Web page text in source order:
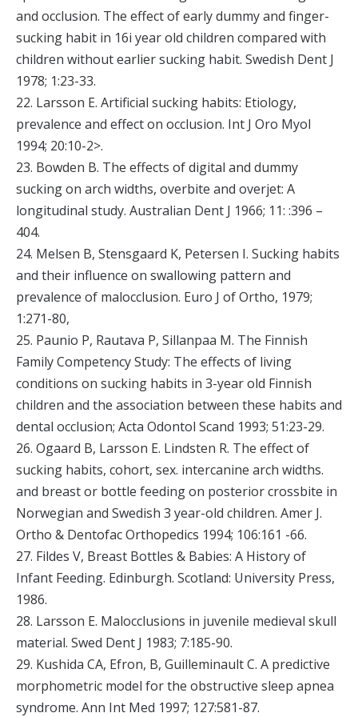
and occlusion. The effect of early dummy and finger-
sucking habit in 16i year old children compared with
children without earlier sucking habit. Swedish Dent J
1978; 1:23-33.
22. Larsson E. Artificial sucking habits: Etiology,
prevalence and effect on occlusion. Int J Oro Myol
1994; 20:10-2>.
23. Bowden B. The effects of digital and dummy
sucking on arch widths, overbite and overjet: A
longitudinal study. Australian Dent J 1966; 11: :396 –
404.
24. Melsen B, Stensgaard K, Petersen I. Sucking habits
and their influence on swallowing pattern and
prevalence of malocclusion. Euro J of Ortho, 1979;
1:271-80,
25. Paunio P, Rautava P, Sillanpaa M. The Finnish
Family Competency Study: The effects of living
conditions on sucking habits in 3-year old Finnish
children and the association between these habits and
dental occlusion; Acta Odontol Scand 1993; 51:23-29.
26. Ogaard B, Larsson E. Lindsten R. The effect of
sucking habits, cohort, sex. intercanine arch widths.
and breast or bottle feeding on posterior crossbite in
Norwegian and Swedish 3 year-old children. Amer J.
Ortho & Dentofac Orthopedics 1994; 106:161 -66.
27. Fildes V, Breast Bottles & Babies: A History of
Infant Feeding. Edinburgh. Scotland: University Press,
1986.
28. Larsson E. Malocclusions in juvenile medieval skull
material. Swed Dent J 1983; 7:185-90.
29. Kushida CA, Efron, B, Guilleminault C. A predictive
morphometric model for the obstructive sleep apnea
syndrome. Ann Int Med 1997; 127:581-87.